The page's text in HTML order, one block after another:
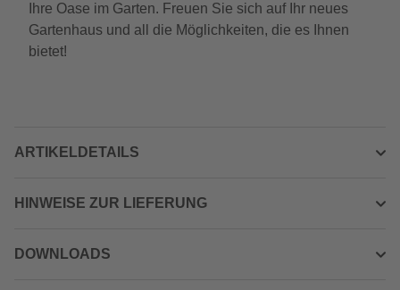
Ihre Oase im Garten. Freuen Sie sich auf Ihr neues
Gartenhaus und all die Möglichkeiten, die es Ihnen
bietet!
ARTIKELDETAILS
HINWEISE ZUR LIEFERUNG
DOWNLOADS